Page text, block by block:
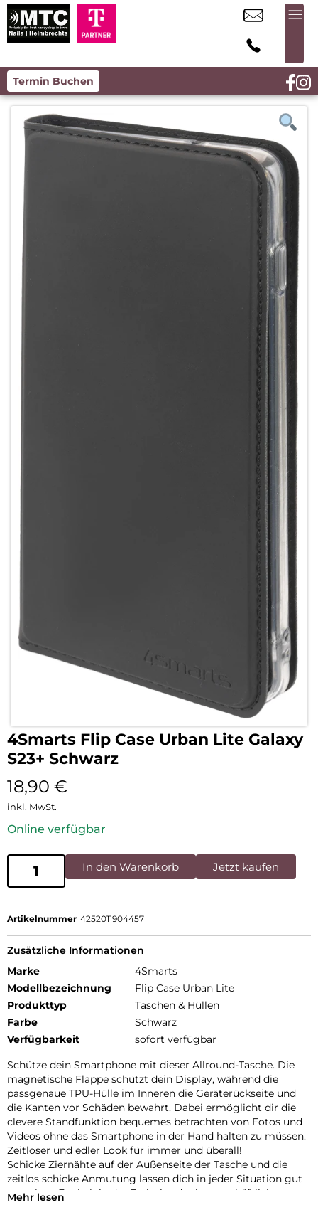
Termin Buchen
4Smarts Flip Case Urban Lite Galaxy
S23+ Schwarz
18,90 €
inkl. MwSt.
Online verfügbar
In den Warenkorb Jetzt kaufen
Artikelnummer 4252011904457
Zusätzliche Informationen
Marke
4Smarts
Modellbezeichnung
Flip Case Urban Lite
Produkttyp
Taschen & Hüllen
Farbe
Schwarz
Verfügbarkeit
sofort verfügbar
Schütze dein Smartphone mit dieser Allround-Tasche. Die
magnetische Flappe schützt dein Display, während die
passgenaue TPU-Hülle im Inneren die Geräterückseite und
die Kanten vor Schäden bewahrt. Dabei ermöglicht dir die
clevere Standfunktion bequemes betrachten von Fotos und
Videos ohne das Smartphone in der Hand halten zu müssen.
Zeitloser und edler Look für immer und überall!
Schicke Ziernähte auf der Außenseite der Tasche und die
zeitlos schicke Anmutung lassen dich in jeder Situation gut
aussehen. Egal ob in der Freizeit oder im geschäftlichen
Mehr lesen